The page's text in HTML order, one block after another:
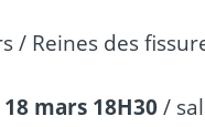
/ Reines des
mars 18H30/